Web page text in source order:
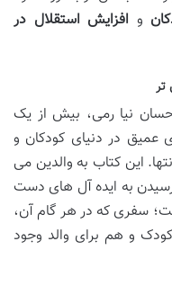
و افزایش استقلال در
تر
احسان نیا رمی، بیش از یک
در دنیای کودکان و
این کتاب به والدین می
رسیدن به ایده آل های دست
سفری که در هر گام آن،
و هم برای والد وجود